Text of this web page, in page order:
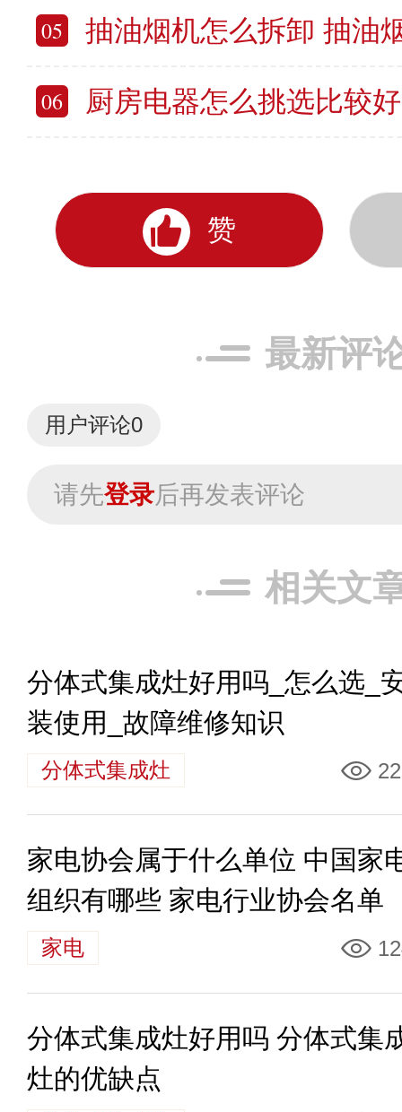
05 抽油烟机怎么拆卸 抽油
06 厨房电器怎么挑选比较好 厨
赞
最新评
用户评论0
请先登录后再发表评论
相关文
分体式集成灶好用吗_怎么选_
装使用_故障维修知识
分体式集成灶
家电协会属于什么单位 中国家
组织有哪些 家电行业协会名单
家电
分体式集成灶好用吗 分体式集
灶的优缺点